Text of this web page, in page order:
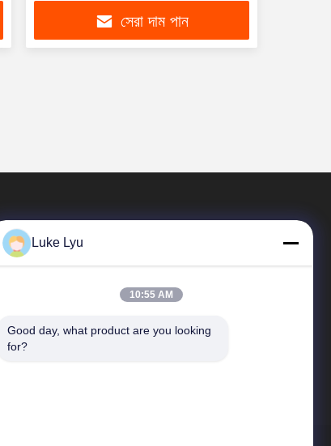
সেরা দাম পান
দ্রুত লিঙ্ক
Luke Lyu
10:55 AM
Good day, what product are you looking
for?